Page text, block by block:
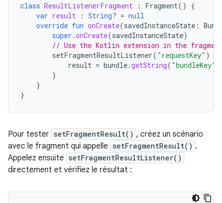
class ResultListenerFragment : Fragment()
{
var result : String? = null
override fun onCreate(savedInstanceState :
super .onCreate(savedInstanceState)
// Use the Kotlin extension in the
setFragmentResultListener( "requestKey" )
result = bundle.getString( "bundleKey"
}
}
}
Pour tester setFragmentResult() , créez un scénario
avec le fragment qui appelle setFragmentResult() .
Appelez ensuite setFragmentResultListener()
directement et vérifiez le résultat :